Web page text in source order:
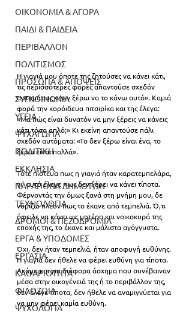
ΟΙΚΟΝΟΜΙΑ & ΑΓΟΡΑ
ΠΑΙΔΙ & ΠΑΙΔΕΙΑ
ΠΕΡΙΒΑΛΛΟΝ
ΠΟΛΙΤΙΣΜΟΣ
ΠΡΟΣΩΠΑ & ΑΠΟΨΕΙΣ
ΣΥΓΚΟΙΝΩΝΙΑ
ΥΓΕΙΑ
ΨΥΧΑΓΩΓΙΑ
ΠΟΛΙΤΙΚΗ
ΕΚΚΛΗΣΙΑ
ΠΑΡΑΠΟΝΑ ΔΗΜΟΤΩΝ
ΤΕΧΝΟΛΟΓΙΑ
ΔΡΟΜΟΙ & ΠΕΖΟΔΡΟΜΙΑ
ΕΡΓΑ & ΥΠΟΔΟΜΕΣ
ΕΡΓΑΣΙΑ
ΚΑΘΑΡΙΟΤΗΤΑ
ΦΙΛΟΖΩΙΑ
ΨΥΧΟΛΟΓΙΑ
Η γιαγιά μου όποτε της ζητούσες να κάνει κάτι,
τις περισσότερες φορές απαντούσε σχεδόν
αυτομάτως «Δεν ξέρω να το κάνω αυτό». Καμιά
φορά την κορόιδευα πιτσιρίκα και της έλεγα:
«Μα πώς είναι δυνατόν να μην ξέρεις να κάνεις
κάτι τόσο απλό;» Κι εκείνη απαντούσε πάλι
σχεδόν αυτόματα: «Το δεν ξέρω είναι ένα, το
ξέρω είναι πολλά».
Τότε πίστευα πως η γιαγιά ήταν καρατεμπελάρα,
γι’ αυτό έλεγε πως δεν ξέρει να κάνει τίποτα.
Φέρνοντάς την όμως ξανά στη μνήμη μου, δε
νομίζω πλέον πως το έκανε από τεμπελιά. Ό,τι
όφειλε να κάνει ως μητέρα και νοικοκυρά της
εποχής της, το έκανε και μάλιστα αγόγγυστα.
Όχι, δεν ήταν τεμπελιά, ήταν αποφυγή ευθύνης.
Η γιαγιά δεν ήθελε να φέρει ευθύνη για τίποτα.
Ακόμα και για διάφορα άσχημα που συνέβαιναν
μέσα στην οικογένειά της ή το περιβάλλον της,
δεν έλεγε τίποτα, δεν ήθελε να αναμιγνύεται για
να μην φέρει καμία ευθύνη.